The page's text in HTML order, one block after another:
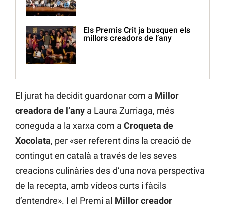
Els Premis Crit ja busquen els
millors creadors de l’any
El jurat ha decidit guardonar com a Millor
creadora de l’any a Laura Zurriaga, més
coneguda a la xarxa com a Croqueta de
Xocolata, per «ser referent dins la creació de
contingut en català a través de les seves
creacions culinàries des d’una nova perspectiva
de la recepta, amb vídeos curts i fàcils
d’entendre». I el Premi al Millor creador